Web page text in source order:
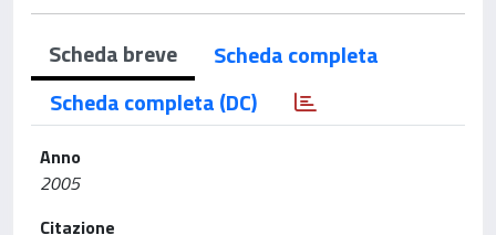
Scheda breve
Scheda completa
Scheda completa (DC)
Anno
2005
Citazione